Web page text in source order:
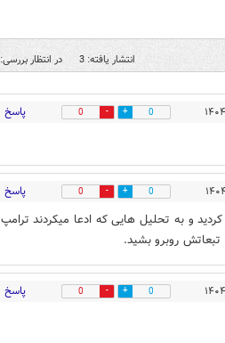
انتشار یافته: 3 در انتظار بررسی: 0
0
0 پاسخ
0
0 پاسخ
و به تحلیل هایی که ادعا میکردند ترامپ
تبعاتش روبرو بشید.
0
0 پاسخ